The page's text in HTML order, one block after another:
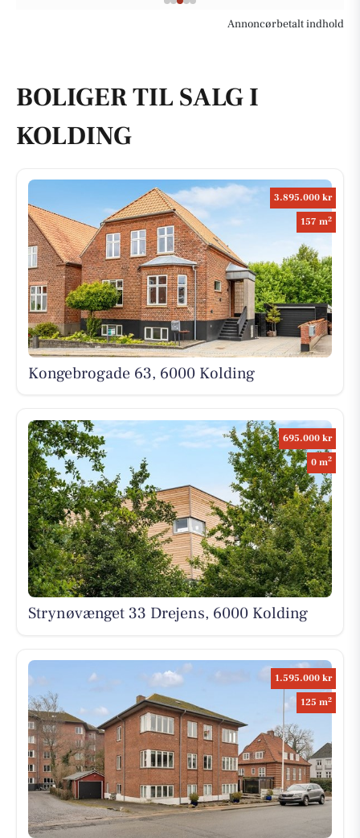
Annoncørbetalt indhold
BOLIGER TIL SALG I
KOLDING
3.895.000 kr
157 m2
Kongebrogade 63, 6000 Kolding
695.000 kr
0 m2
Strynøvænget 33 Drejens, 6000 Kolding
1.595.000 kr
125 m2